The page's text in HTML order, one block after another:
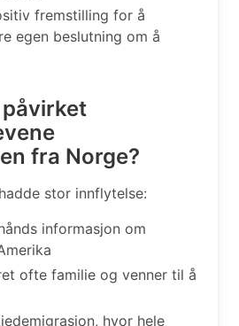
fremstilling for å
egen beslutning om å
fra Norge?
stor innflytelse:
informasjon om
ofte familie og venner til å
hvor hele